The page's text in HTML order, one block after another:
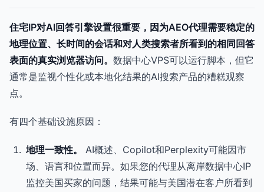
住宅IP对AI回答引擎设置很重要，因为AEO代理需要稳定的
地理位置、长时间的会话和对人类搜索者所看到的相同回答
表面的真实浏览器访问。 数据中心VPS可以运行脚本，但它
通常是监视个性化或本地化结果的AI搜索产品的糟糕观察
点。
有四个基础设施原因：
地理一致性。
AI概述、Copilot和Perplexity可能因市
场、语言和位置而异。如果您的代理从离岸数据中心IP
监控美国买家的问题，结果可能与美国潜在客户所看到